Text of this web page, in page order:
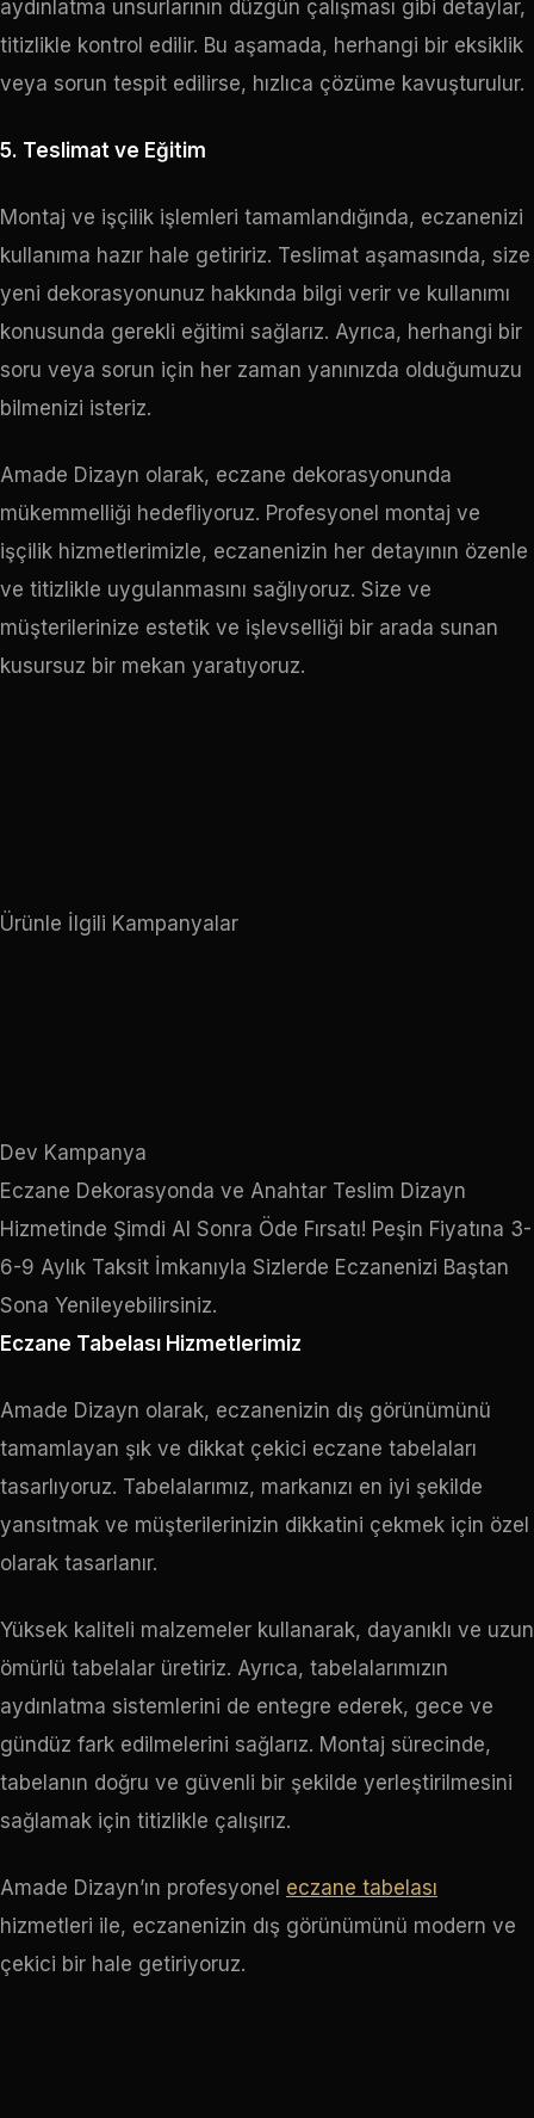
aydınlatma unsurlarının düzgün çalışması gibi detaylar,
titizlikle kontrol edilir. Bu aşamada, herhangi bir eksiklik
veya sorun tespit edilirse, hızlıca çözüme kavuşturulur.
5. Teslimat ve Eğitim
Montaj ve işçilik işlemleri tamamlandığında, eczanenizi
kullanıma hazır hale getiririz. Teslimat aşamasında, size
yeni dekorasyonunuz hakkında bilgi verir ve kullanımı
konusunda gerekli eğitimi sağlarız. Ayrıca, herhangi bir
soru veya sorun için her zaman yanınızda olduğumuzu
bilmenizi isteriz.
Amade Dizayn olarak, eczane dekorasyonunda
mükemmelliği hedefliyoruz. Profesyonel montaj ve
işçilik hizmetlerimizle, eczanenizin her detayının özenle
ve titizlikle uygulanmasını sağlıyoruz. Size ve
müşterilerinize estetik ve işlevselliği bir arada sunan
kusursuz bir mekan yaratıyoruz.
Ürünle İlgili Kampanyalar
Dev Kampanya
Eczane Dekorasyonda ve Anahtar Teslim Dizayn
Hizmetinde Şimdi Al Sonra Öde Fırsatı! Peşin Fiyatına 3-
6-9 Aylık Taksit İmkanıyla Sizlerde Eczanenizi Baştan
Sona Yenileyebilirsiniz.
Eczane Tabelası Hizmetlerimiz
Amade Dizayn olarak, eczanenizin dış görünümünü
tamamlayan şık ve dikkat çekici eczane tabelaları
tasarlıyoruz. Tabelalarımız, markanızı en iyi şekilde
yansıtmak ve müşterilerinizin dikkatini çekmek için özel
olarak tasarlanır.
Yüksek kaliteli malzemeler kullanarak, dayanıklı ve uzun
ömürlü tabelalar üretiriz. Ayrıca, tabelalarımızın
aydınlatma sistemlerini de entegre ederek, gece ve
gündüz fark edilmelerini sağlarız. Montaj sürecinde,
tabelanın doğru ve güvenli bir şekilde yerleştirilmesini
sağlamak için titizlikle çalışırız.
Amade Dizayn’ın profesyonel eczane tabelası
hizmetleri ile, eczanenizin dış görünümünü modern ve
çekici bir hale getiriyoruz.